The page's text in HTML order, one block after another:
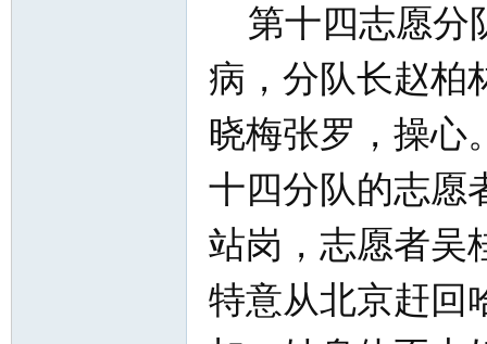
第十四志愿分
病，分队长赵柏
晓梅张罗，操心
十四分队的志愿
站岗，志愿者吴
特意从北京赶回